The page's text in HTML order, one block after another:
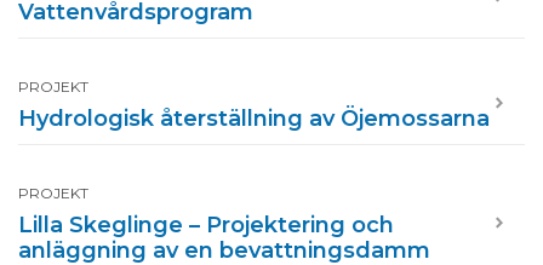
Vattenvårdsprogram
PROJEKT
Hydrologisk återställning av Öjemossarna
PROJEKT
Lilla Skeglinge – Projektering och
anläggning av en bevattningsdamm